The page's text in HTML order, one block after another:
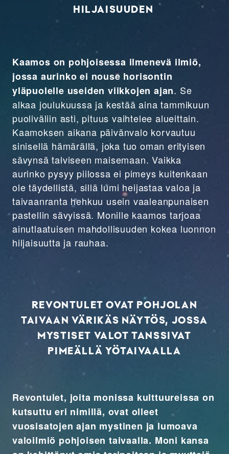
HILJAISUUDEN
Kaamos on pohjoisessa ilmenevä ilmiö,
jossa aurinko ei nouse horisontin
yläpuolelle useiden viikkojen ajan. Se
alkaa joulukuussa ja kestää aina tammikuun
puoliväliin asti, pituus vaihtelee alueittain.
Kaamoksen aikana päivänvalo korvautuu
sinisellä hämärällä, joka tuo oman erityisen
sävynsä talviseen maisemaan. Vaikka
aurinko pysyy piilossa ei pimeys kuitenkaan
ole täydellistä, sillä lumi heijastaa valoa ja
taivaanranta hehkuu usein vaaleanpunaisen
pastellin sävyissä. Monille kaamos tarjoaa
ainutlaatuisen mahdollisuuden kokea luonnon
hiljaisuutta ja rauhaa.
REVONTULET OVAT POHJOLAN
TAIVAAN VÄRIKÄS NÄYTÖS, JOSSA
MYSTISET VALOT TANSSIVAT
PIMEÄLLÄ YÖTAIVAALLA
Revontulet, joita monissa kulttuureissa on
kutsuttu eri nimillä, ovat olleet
vuosisatojen ajan mystinen ja lumoava
valoilmiö pohjoisen taivaalla. Moni kansa